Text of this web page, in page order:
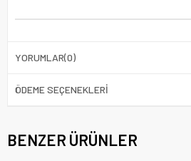
YORUMLAR(0)
ÖDEME SEÇENEKLERI
BENZER ÜRÜNLER